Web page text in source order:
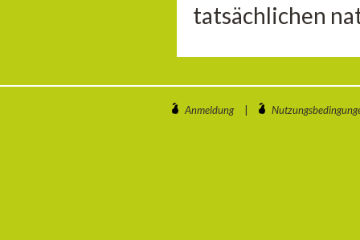
tatsächlichen
Anmeldung